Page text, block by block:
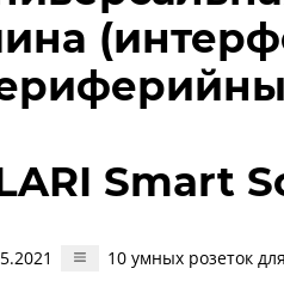
Smart
10 умных розеток